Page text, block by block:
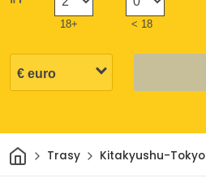
18+ < 18
Domov
Trasy Kitakyushu-Tokyo